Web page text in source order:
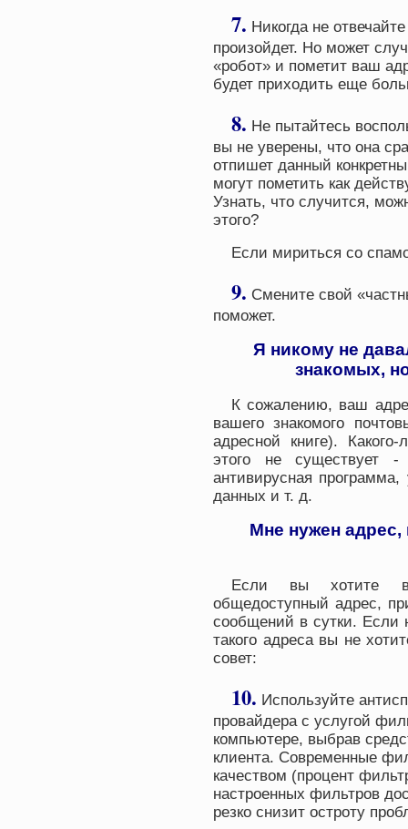
7. Никогда не
произойдет. Но может
«робот» и пометит ваш
будет приходить еще
8. Не пытайтесь
вы не уверены, что она
отпишет данный
могут пометить как
Узнать, что случится,
этого?
Если мириться со
9. Смените свой
поможет.
Я никому не
знакомых,
К сожалению, ваш
вашего знакомого
адресной книге).
этого не существует
антивирусная
данных и т. д.
Мне нужен
Если вы хотите
общедоступный адрес,
сообщений в сутки. Если
такого адреса вы не
совет:
10. Используйте
провайдера с услугой
компьютере, выбрав
клиента. Современные
качеством (процент
настроенных фильтров
резко снизит остроту